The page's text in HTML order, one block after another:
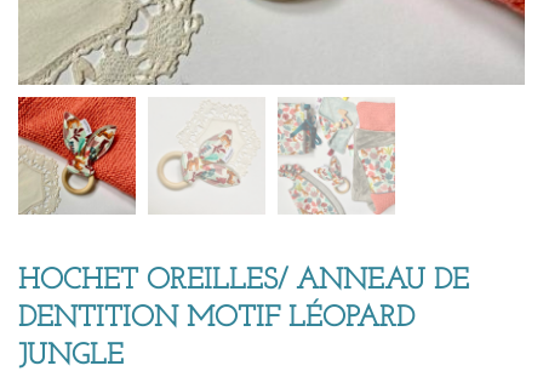
HOCHET OREILLES/ ANNEAU DE
DENTITION MOTIF LÉOPARD
JUNGLE